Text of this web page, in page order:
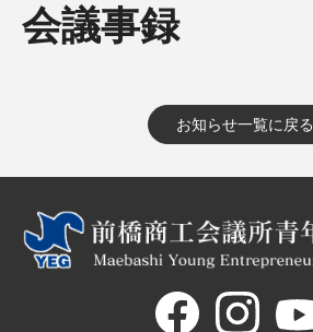
会議事録
お知らせ一覧に戻る